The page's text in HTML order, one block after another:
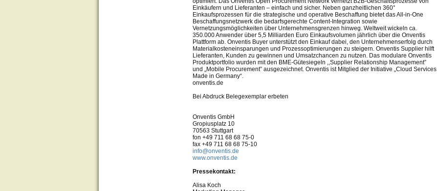
Einkäufern und Lieferanten – einfach und sicher. Neben ganzheitlichen 360°
Einkaufsprozessen für die strategische und operative Beschaffung bietet das All-in-One
Beschaffungsnetzwerk die bedarfsgerechte Content-Integration sowie
Vernetzungsmöglichkeiten über Unternehmensgrenzen hinweg. Weltweit wickeln ca.
350.000 Anwender über 5,5 Milliarden Euro Einkaufsvolumen jährlich über die Onventis
Plattform ab. Onventis Buyer unterstützt den Einkauf dabei, den Unternehmenserfolg durch
Materialkosteneinsparungen und Prozessoptimierungen zu steigern. Onventis Supplier hilft
Lieferanten, Kunden zu gewinnen und Umsatzchancen zu nutzen. Das modulare Onventis
Produktportfolio wurden mit den BME-Gütesiegeln ,,Supplier Relationship Management”
und „Mobile Procurement” ausgezeichnet. Onventis ist Mitglied der Initiative „Cloud Services
Made in Germany“.
onventis.de
Bei Abdruck Belegexemplar erbeten
Onventis GmbH
Gropiusplatz 10
70563 Stuttgart
fon +49 711 68 68 75-0
fax +49 711 68 68 75-10
info@onventis.de
www.onventis.de
Pressekontakt:
Alisa Koch